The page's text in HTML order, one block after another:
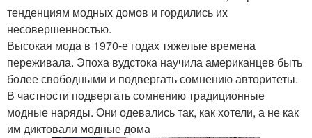
тенденциям модных домов и гордились их
несовершенностью.
Высокая мода в 1970-е годах тяжелые времена
переживала. Эпоха вудстока научила американцев быть
более свободными и подвергать сомнению авторитеты.
В частности подвергать сомнению традиционные
модные наряды. Они одевались так, как хотели, а не как
им диктовали модные дома